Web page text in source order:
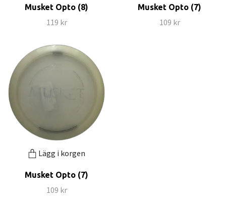
Musket Opto (8)
119 kr
Musket Opto (7)
109 kr
Lägg i korgen
Musket Opto (7)
109 kr